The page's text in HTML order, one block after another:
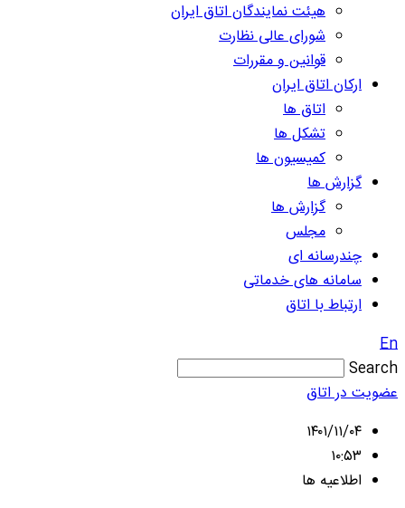
هیئت نمایندگان اتاق ایران
شورای عالی نظارت
قوانین و مقررات
ارکان اتاق ایران
اتاق ها
تشکل ها
کمیسیون ها
گزارش ها
گزارش ها
مجلس
چندرسانه ای
سامانه های خدماتی
ارتباط با اتاق
En
Search
عضویت در اتاق
۱۴۰۱/۱۱/۰۴
۱۰:۵۳
اطلاعیه ها